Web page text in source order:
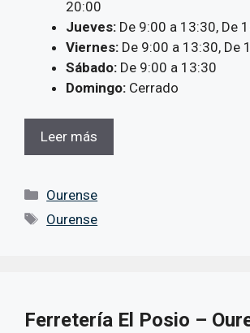
20:00
Jueves: De 9:00 a 13:30, De
Viernes: De 9:00 a 13:30, De
Sábado: De 9:00 a 13:30
Domingo: Cerrado
Leer más
Categorías
Ourense
Etiquetas
Ourense
Ferretería El Posio –